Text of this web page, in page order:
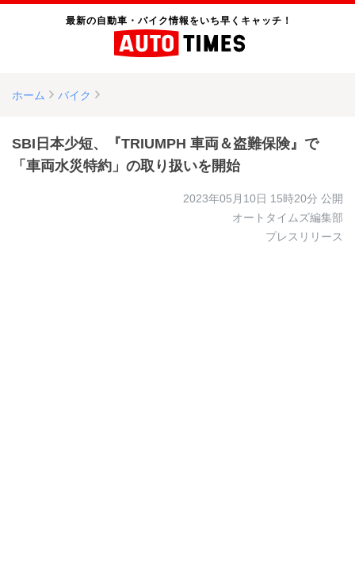
最新の自動車・バイク情報をいち早くキャッチ！
ホーム バイク
SBI日本少短、『TRIUMPH 車両＆盗難保険』で
「車両水災特約」の取り扱いを開始
2023年05月10日 15時20分 公開
オートタイムズ編集部
プレスリリース